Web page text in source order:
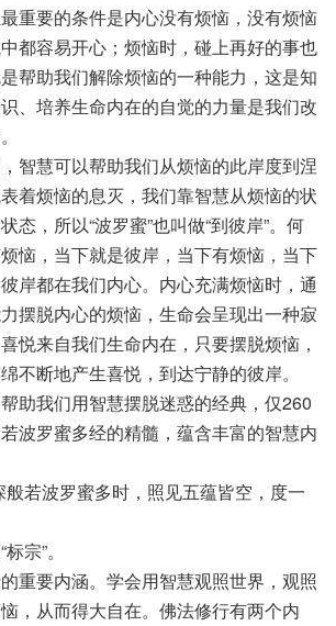
重要的条件是内心没有烦恼，没有烦恼
都容易开心；烦恼时，碰上再好的事也
帮助我们解除烦恼的一种能力，这是知
、培养生命内在的自觉的力量是我们改
智慧可以帮助我们从烦恼的此岸度到涅
着烦恼的息灭，我们靠智慧从烦恼的状
态，所以“波罗蜜”也叫做“到彼岸”。何
恼，当下就是彼岸，当下有烦恼，当下
岸都在我们内心。内心充满烦恼时，通
摆脱内心的烦恼，生命会呈现出一种寂
悦来自我们生命内在，只要摆脱烦恼，
不断地产生喜悦，到达宁静的彼岸。
帮助我们用智慧摆脱迷惑的经典，仅260
波罗蜜多经的精髓，蕴含丰富的智慧内
般若波罗蜜多时，照见五蕴皆空，度一
宗”。
重要内涵。学会用智慧观照世界，观照
，从而得大自在。佛法修行有两个内